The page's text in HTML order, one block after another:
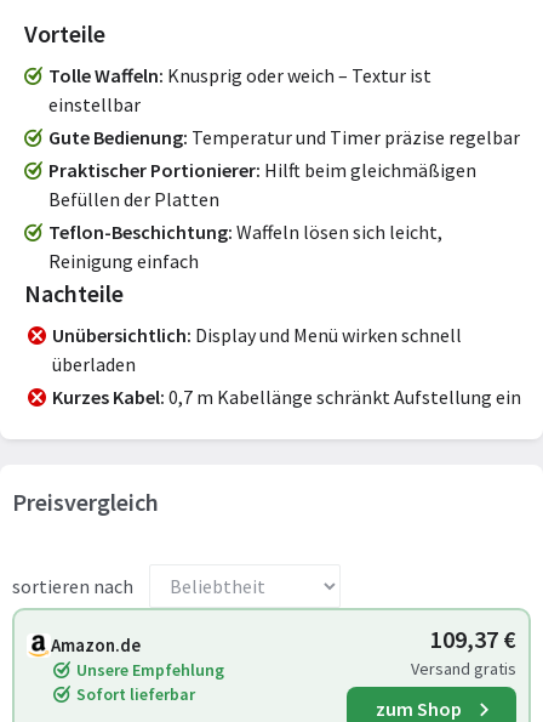
Vorteile
Tolle Waffeln Knusprig oder weich – Textur ist
einstellbar
Gute Bedienung Temperatur und Timer präzise regelbar
Praktischer Portionierer Hilft beim gleichmäßigen
Befüllen der Platten
Teflon-Beschichtung Waffeln lösen sich leicht,
Reinigung einfach
Nachteile
Unübersichtlich Display und Menü wirken schnell
überladen
Kurzes Kabel 0,7 m Kabellänge schränkt Aufstellung ein
Preisvergleich
sortieren nach
Amazon.de
Unsere Empfehlung
Sofort lieferbar
109,37 €
Versand gratis
zum Shop